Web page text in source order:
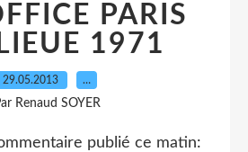
PARIS
1971
29.05.2013 …
Renaud SOYER
publié ce matin: